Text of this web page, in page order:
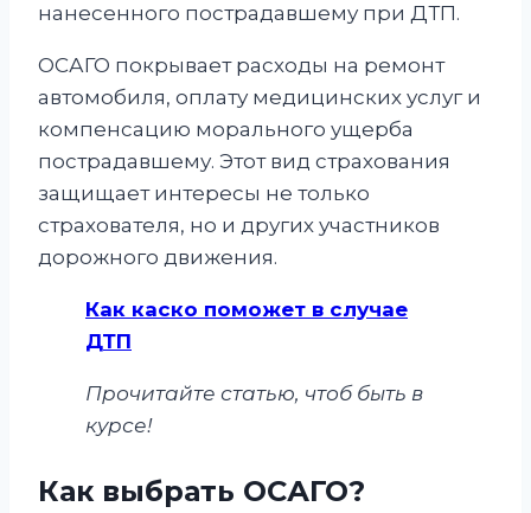
нанесенного пострадавшему при ДТП.
ОСАГО покрывает расходы на ремонт
автомобиля, оплату медицинских услуг и
компенсацию морального ущерба
пострадавшему. Этот вид страхования
защищает интересы не только
страхователя, но и других участников
дорожного движения.
Как каско поможет в случае
ДТП
Прочитайте статью, чтоб быть в
курсе!
Как выбрать ОСАГО?